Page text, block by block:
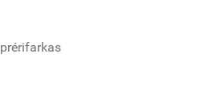
prérifarkas